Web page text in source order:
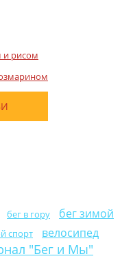
и рисом
бег в гору бег зимой
спорт велосипед
"Бег и Мы"